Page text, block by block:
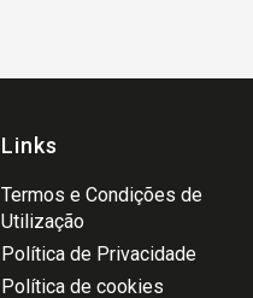
Links
Termos e Condições de
Utilização
Política de Privacidade
Política de cookies